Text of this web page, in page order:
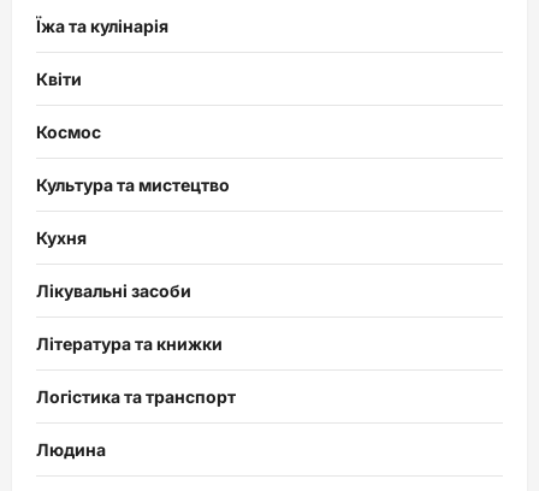
Їжа та кулінарія
Квіти
Космос
Культура та мистецтво
Кухня
Лікувальні засоби
Література та книжки
Логістика та транспорт
Людина